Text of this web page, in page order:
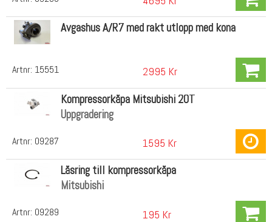
Artnr: 15551
Avgashus A/R7 med rakt utlopp med kona
2995 Kr
Artnr: 09287
Kompressorkåpa Mitsubishi 20T
Uppgradering
1595 Kr
Artnr: 09289
Låsring till kompressorkåpa
Mitsubishi
195 Kr